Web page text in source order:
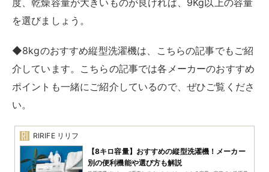
また、3～4人家族でも、まとめ洗いが多い場合は容量
12Kgの洗濯機がおすすめです。3～4人の衣類を数日分
まとめて洗うとなると、8Kgでは足りません。余裕をも
って、12Kgの洗濯機にすれば、ストレスなく選択でき
濯機